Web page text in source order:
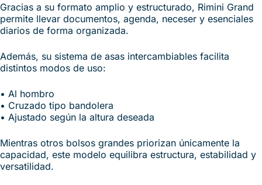
Gracias a su formato amplio y estructurado, Rimini Grand
permite llevar documentos, agenda, neceser y esenciales
diarios de forma organizada.
Además, su sistema de asas intercambiables facilita
distintos modos de uso:
• Al hombro
• Cruzado tipo bandolera
• Ajustado según la altura deseada
Mientras otros bolsos grandes priorizan únicamente la
capacidad, este modelo equilibra estructura, estabilidad y
versatilidad.